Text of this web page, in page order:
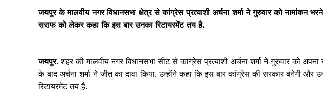
जयपुर के मालवीय नगर विधानसभा क्षेत्र से कांग्रेस प्रत्याशी अर्चना शर्मा ने गुरुवार को नामांकन
सराफ को लेकर कहा कि इस बार उनका रिटायरमेंट तय है.
जयपुर.शहर की मालवीय नगर विधानसभा सीट से कांग्रेस प्रत्याशी अर्चना शर्मा ने गुरुवार को
के बाद अर्चना शर्मा ने जीत का दावा किया. उन्होंने कहा कि इस बार कांग्रेस की सरकार बनेगी और
रिटायरमेंट तय है.